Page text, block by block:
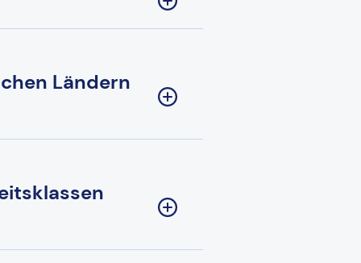
Ländern